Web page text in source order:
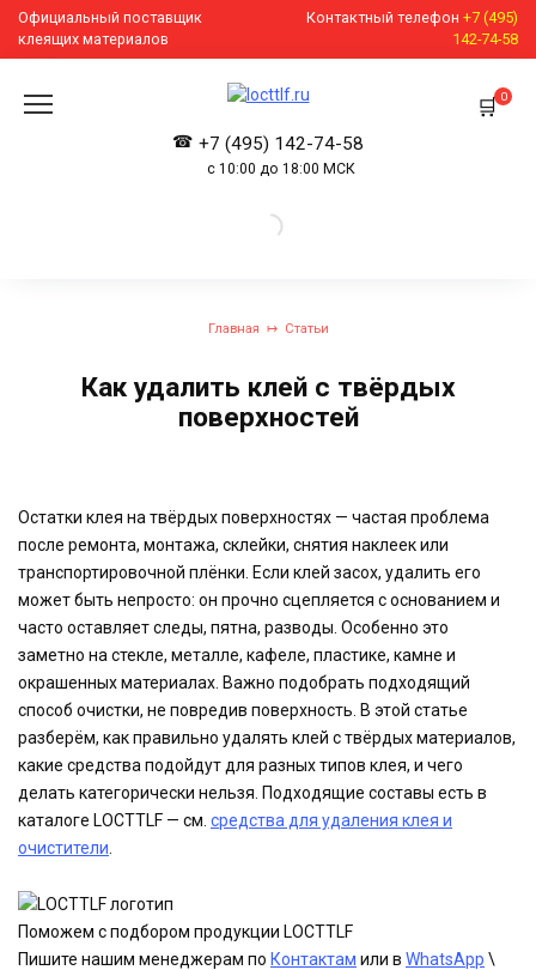
Перейти
содержанию
Официальный поставщик
клеящих материалов
Контактный телефон +7 (495)
142-74-58
+7 (495) 142-74-58
с 10:00 до 18:00 МСК
0
Главная Статьи
Как удалить клей с твёрдых
поверхностей
Остатки клея на твёрдых поверхностях — частая проблема
после ремонта, монтажа, склейки, снятия наклеек или
транспортировочной плёнки. Если клей засох, удалить его
может быть непросто: он прочно сцепляется с основанием и
часто оставляет следы, пятна, разводы. Особенно это
заметно на стекле, металле, кафеле, пластике, камне и
окрашенных материалах. Важно подобрать подходящий
способ очистки, не повредив поверхность. В этой статье
разберём, как правильно удалять клей с твёрдых материалов,
какие средства подойдут для разных типов клея, и чего
делать категорически нельзя. Подходящие составы есть в
каталоге LOCTTLF — см. средства для удаления клея и
очистители
Поможем с подбором продукции LOCTTLF
Пишите нашим менеджерам по Контактам или в WhatsApp \